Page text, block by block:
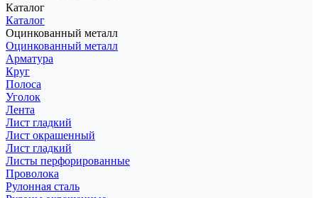
Каталог
Каталог
Оцинкованный металл
Оцинкованный металл
Арматура
Круг
Полоса
Уголок
Лента
Лист гладкий
Лист окрашенный
Лист гладкий
Листы перфорированные
Проволока
Рулонная сталь